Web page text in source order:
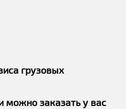
грузовых
можно заказать у вас